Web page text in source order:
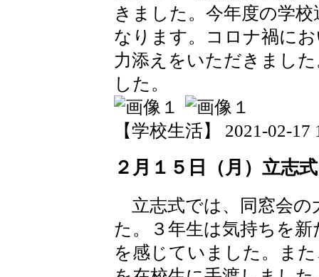
きました。今年度の学
なります。コロナ禍に
力添えをいただきまし
した。
【学校生活】 2021-02-17
２月１５日（月）立志
立志式では、同窓会の
た。３年生は気持ちを
を感じていました。ま